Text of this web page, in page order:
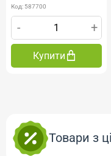
Код: 587700
- +
Купити
Товари з